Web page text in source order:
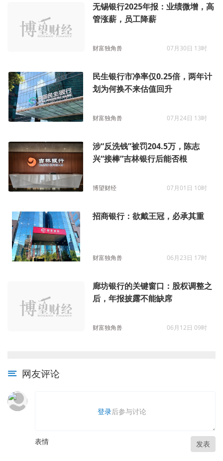
无锡银行2025年报：业绩微增，高
管涨薪，员工降薪
财富独角兽 07月30日 13时
民生银行市净率仅0.25倍，两年计
划为何换不来估值回升
财富独角兽 07月24日 13时
涉“反洗钱”被罚204.5万，陈志
兴“接棒”吉林银行后能否根
博望财经 07月01日 10时
招商银行：欲戴王冠，必承其重
财富独角兽 06月23日 17时
廊坊银行的关键窗口：股权调整之
后，年报披露不能缺席
财富独角兽 06月12日 09时
网友评论
登录后参与讨论
表情 发表